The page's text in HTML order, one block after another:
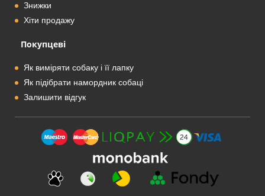
Знижки
Хіти продажу
Покупцеві
Як виміряти собаку і її лапку
Як підібрати намордник собаці
Залишити відгук